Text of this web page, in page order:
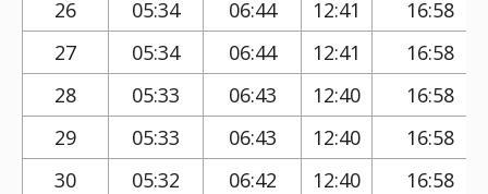
26 05:34 06:44 12:41
16:58
27
05:34 06:44 12:41
16:58
28
05:33 06:43 12:40
16:58
29
05:33 06:43 12:40
16:58
30
05:32 06:42 12:40
16:58